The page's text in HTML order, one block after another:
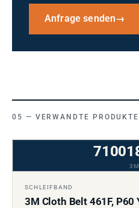
Anfrage senden→
VERWANDTE PRODUKTE
3M
SCHLEIFBAND
3M Cloth Belt 461F,